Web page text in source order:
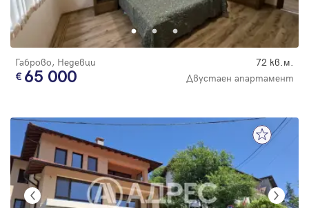
Габрово, Недевци 72 кв.м.
65 000 Двустаен апартамент
Парола
Регистрация